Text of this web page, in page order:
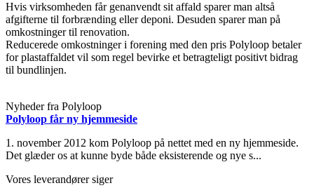
Hvis virksomheden får genanvendt sit affald sparer man altså
afgifterne til forbrænding eller deponi. Desuden sparer man på
omkostninger til renovation.
Reducerede omkostninger i forening med den pris Polyloop betaler
for plastaffaldet vil som regel bevirke et betragteligt positivt bidrag
til bundlinjen.
Nyheder fra Polyloop
Polyloop får ny hjemmeside
1. november 2012 kom Polyloop på nettet med en ny hjemmeside.
Det glæder os at kunne byde både eksisterende og nye s...
Vores leverandører siger